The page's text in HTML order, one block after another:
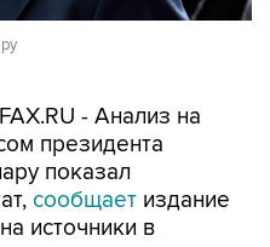
- Анализ на
президента
показал
сообщает издание
источники в